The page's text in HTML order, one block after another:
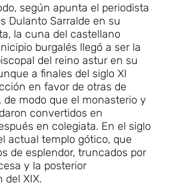
según apunta el periodista
Dulanto Sarralde en su
la cuna del castellano
burgalés llegó a ser la
del reino astur en su
a finales del siglo XI
en favor de otras de
modo que el monasterio y
convertidos en
en colegiata. En el siglo
actual templo gótico, que
de esplendor, truncados por
y la posterior
del XIX.